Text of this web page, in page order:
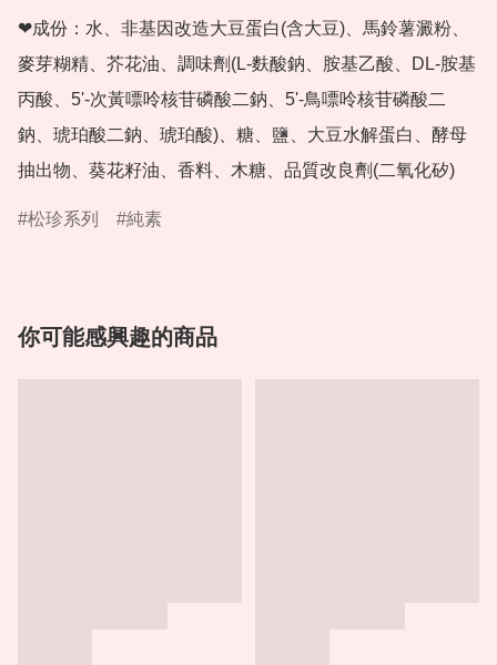
❤成份：水、非基因改造大豆蛋白(含大豆)、馬鈴薯澱粉、
麥芽糊精、芥花油、調味劑(L-麩酸鈉、胺基乙酸、DL-胺基
丙酸、5'-次黃嘌呤核苷磷酸二鈉、5'-鳥嘌呤核苷磷酸二
鈉、琥珀酸二鈉、琥珀酸)、糖、鹽、大豆水解蛋白、酵母
抽出物、葵花籽油、香料、木糖、品質改良劑(二氧化矽)
松珍系列 純素
你可能感興趣的商品